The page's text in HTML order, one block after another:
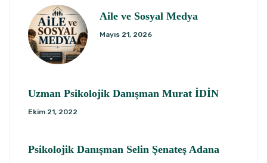
Aile ve Sosyal Medya
Mayıs 21, 2026
Uzman Psikolojik Danışman Murat İDİN
Ekim 21, 2022
Psikolojik Danışman Selin Şenateş Adana